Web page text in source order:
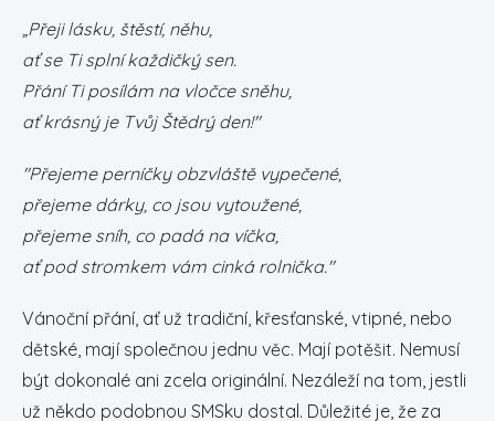
„Přeji lásku, štěstí, něhu,
ať se Ti splní každičký sen.
Přání Ti posílám na vločce sněhu,
ať krásný je Tvůj Štědrý den!"
"Přejeme perníčky obzvláště vypečené,
přejeme dárky, co jsou vytoužené,
přejeme sníh, co padá na víčka,
ať pod stromkem vám cinká rolnička."
Vánoční přání, ať už tradiční, křesťanské, vtipné, nebo
dětské, mají společnou jednu věc. Mají potěšit. Nemusí
být dokonalé ani zcela originální. Nezáleží na tom, jestli
už někdo podobnou SMSku dostal. Důležité je, že za